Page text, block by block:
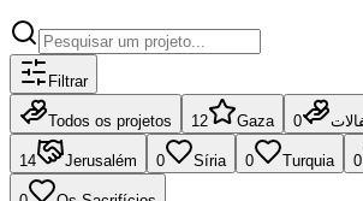
Filtrar
Todos os projetos 12 Gaza 0
14 Jerusalém 0 Síria 0 Turquia 0